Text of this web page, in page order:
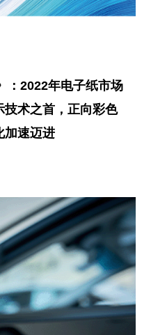
：2022年电子纸市场
技术之首，正向彩色
加速迈进